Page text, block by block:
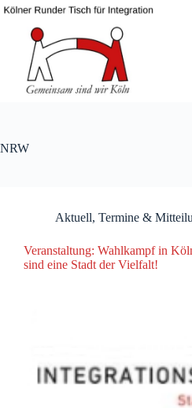
Zum
springen
NRW
Aktuell, Termine &
Veranstaltung: Wahlkampf in
sind eine Stadt der Vielfalt!